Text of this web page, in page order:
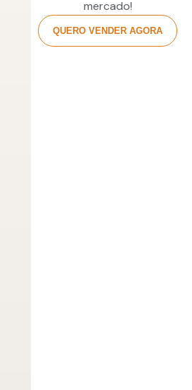
mercado!
QUERO VENDER AGORA